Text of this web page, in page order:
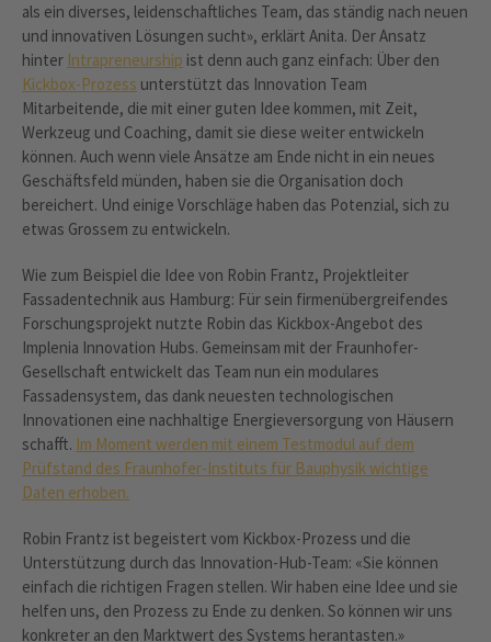
als ein diverses, leidenschaftliches Team, das ständig nach neuen
und innovativen Lösungen sucht», erklärt Anita. Der Ansatz
hinter Intrapreneurship ist denn auch ganz einfach: Über den
Kickbox-Prozess unterstützt das Innovation Team
Mitarbeitende, die mit einer guten Idee kommen, mit Zeit,
Werkzeug und Coaching, damit sie diese weiter entwickeln
können. Auch wenn viele Ansätze am Ende nicht in ein neues
Geschäftsfeld münden, haben sie die Organisation doch
bereichert. Und einige Vorschläge haben das Potenzial, sich zu
etwas Grossem zu entwickeln.
Wie zum Beispiel die Idee von Robin Frantz, Projektleiter
Fassadentechnik aus Hamburg: Für sein firmenübergreifendes
Forschungsprojekt nutzte Robin das Kickbox-Angebot des
Implenia Innovation Hubs. Gemeinsam mit der Fraunhofer-
Gesellschaft entwickelt das Team nun ein modulares
Fassadensystem, das dank neuesten technologischen
Innovationen eine nachhaltige Energieversorgung von Häusern
schafft. Im Moment werden mit einem Testmodul auf dem
Prüfstand des Fraunhofer-Instituts für Bauphysik wichtige
Daten erhoben.
Robin Frantz ist begeistert vom Kickbox-Prozess und die
Unterstützung durch das Innovation-Hub-Team: «Sie können
einfach die richtigen Fragen stellen. Wir haben eine Idee und sie
helfen uns, den Prozess zu Ende zu denken. So können wir uns
konkreter an den Marktwert des Systems herantasten.»